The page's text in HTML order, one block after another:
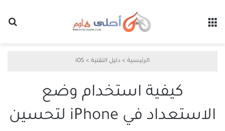
الرئيسية > دليل التقنية >
iOS
كيفية استخدام وضع
الاستعداد في iPhone لتحسين